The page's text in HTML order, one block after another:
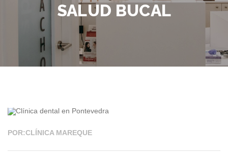
SALUD BUCAL
POR:CLÍNICA MAREQUE